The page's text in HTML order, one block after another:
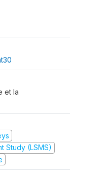
et la
Study (LSMS)